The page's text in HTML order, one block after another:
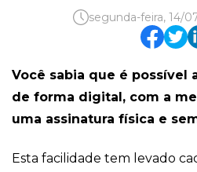
segunda-feira, 14/
Você sabia que é possível
de forma digital, com a
uma assinatura física e
Esta facilidade tem levado